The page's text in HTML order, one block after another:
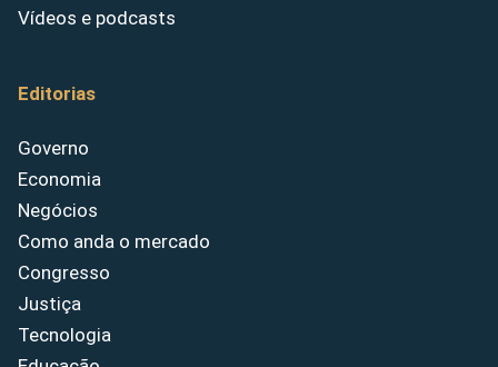
Vídeos e podcasts
Editorias
Governo
Economia
Negócios
Como anda o mercado
Congresso
Justiça
Tecnologia